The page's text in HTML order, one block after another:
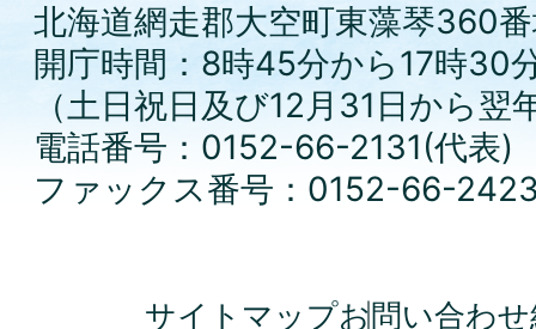
北海道網走郡大空町東藻琴360
開庁時間：8時45分から17時30
（土日祝日及び12月31日から
電話番号：0152-66-2131(代表)
ファックス番号：0152-66-
サイトマップお問い合わせ